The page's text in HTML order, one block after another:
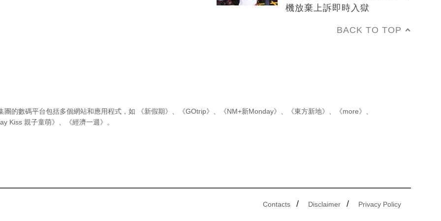
機放棄上訴即時入獄
BACK TO TOP
團的數碼平台包括多個網站和應用程式，如 《新假期》 《GOtrip》 《NM+新Monday》 《東方新地》 《more》
Kiss 親子童萌》
《經濟一週》 。
Contacts / Disclaimer / Privacy Policy